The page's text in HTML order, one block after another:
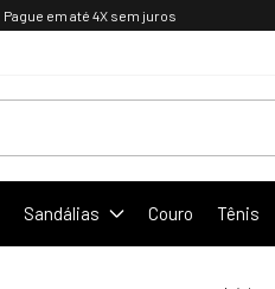
Pague em até 4X sem juros
Sandálias Couro Tênis